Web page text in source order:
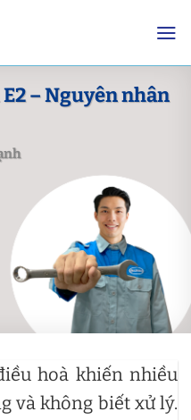
– Nguyên nhân
hoà khiến nhiều
và không biết xử lý.